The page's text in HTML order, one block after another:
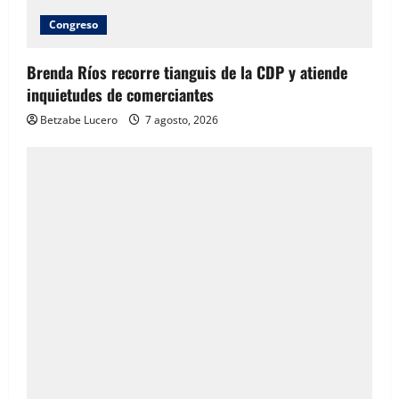
Congreso
Brenda Ríos recorre tianguis de la CDP y atiende
inquietudes de comerciantes
Betzabe Lucero 7 agosto, 2026